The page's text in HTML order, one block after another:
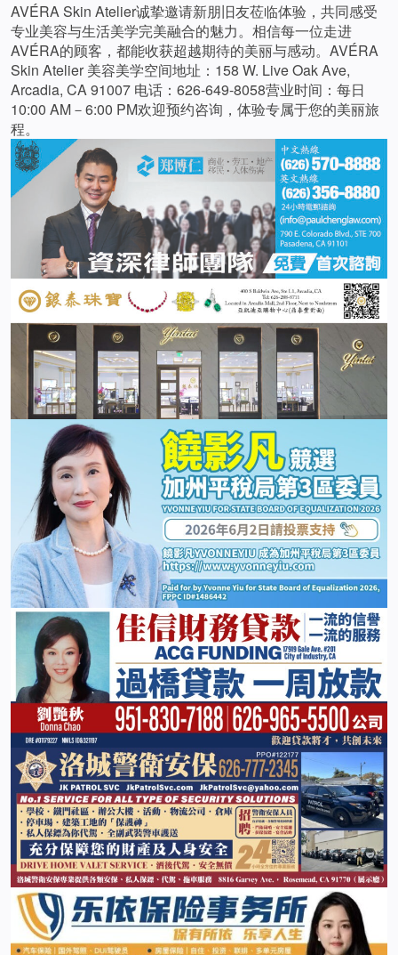
AVÉRA Skin Atelier诚挚邀请新朋旧友莅临体验，共同感受
专业美容与生活美学完美融合的魅力。相信每一位走进
AVÉRA的顾客，都能收获超越期待的美丽与感动。AVÉRA
Skin Atelier 美容美学空间地址：158 W. Live Oak Ave,
Arcadia, CA 91007 电话：626-649-8058营业时间：每日
10:00 AM－6:00 PM欢迎预约咨询，体验专属于您的美丽旅
程。